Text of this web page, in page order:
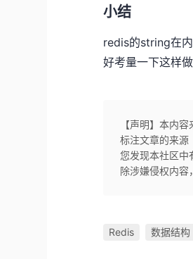
小结
redis的string在
好考量一下这样
【声明】本内
标注文章的来源
您发现本社区中
除涉嫌侵权内
Redis 数据结构